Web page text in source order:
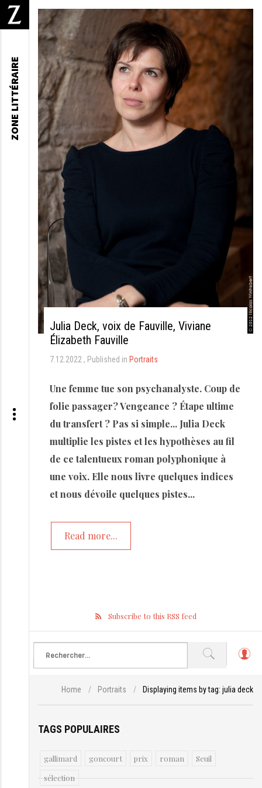
Julia Deck, voix de Fauville, Viviane
Élizabeth Fauville
7.12.2022 Published in Portraits
Une femme tue son psychanalyste. Coup de
folie passager? Vengeance ? Étape ultime
du transfert ? Pas si simple... Julia Deck
multiplie les pistes et les hypothèses au fil
de ce talentueux roman polyphonique à
une voix. Elle nous livre quelques indices
et nous dévoile quelques pistes...
Read more...
Subscribe to this RSS feed
g
in
Home / Portraits / Displaying items by tag: julia deck
TAGS POPULAIRES
gallimard goncourt prix roman
Seuil
sélection
ZONE LITTÉRAIRE